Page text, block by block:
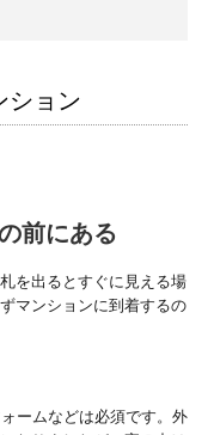
ション
前にある
を出るとすぐに見える場
マンションに到着するの
ームなどは必須です。外